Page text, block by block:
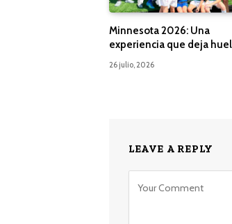
Minnesota 2026: Una
experiencia que deja
26 julio, 2026
LEAVE A REPLY